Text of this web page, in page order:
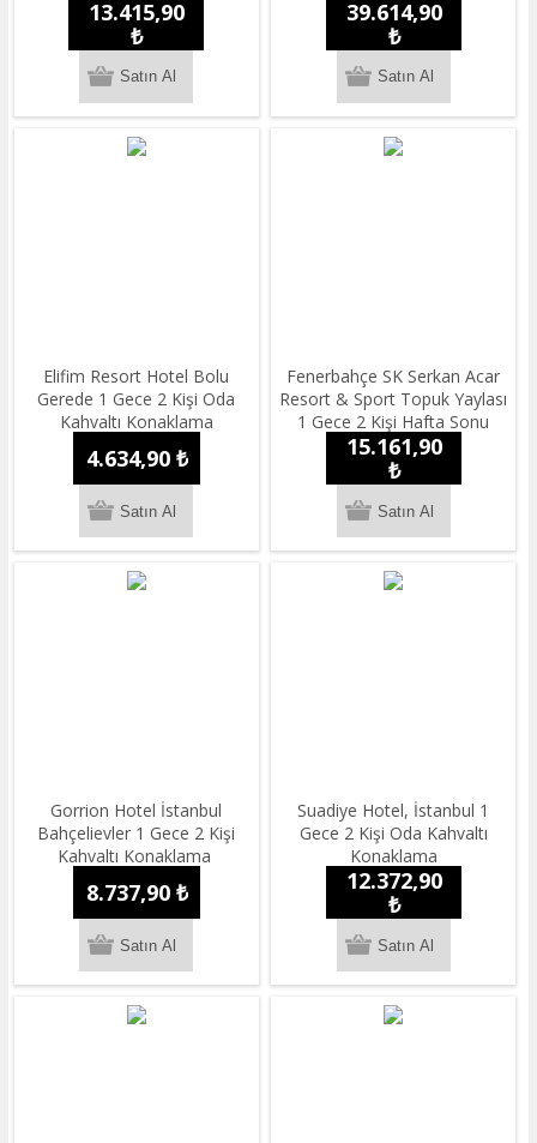
Konaklama
13.415,90
₺
39.614,90
₺
Elifim Resort Hotel Bolu
Gerede 1 Gece 2 Kişi Oda
Kahvaltı Konaklama
4.634,90 ₺
Fenerbahçe SK Serkan Acar
Resort & Sport Topuk Yaylası
1 Gece 2 Kişi Hafta Sonu
Yarım Pansiyon Konaklama
15.161,90
₺
Gorrion Hotel İstanbul
Bahçelievler 1 Gece 2 Kişi
Kahvaltı Konaklama
8.737,90 ₺
Suadiye Hotel, İstanbul 1
Gece 2 Kişi Oda Kahvaltı
Konaklama
12.372,90
₺